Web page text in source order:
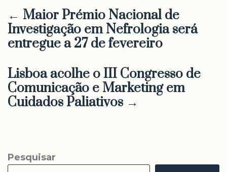
← Maior Prémio Nacional de
Investigação em Nefrologia será
entregue a 27 de fevereiro
Lisboa acolhe o III Congresso de
Comunicação e Marketing em
Cuidados Paliativos →
Pesquisar